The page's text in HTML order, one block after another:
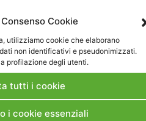
Cookie
utilizziamo cookie che elaborano
non identificativi e pseudonimizzati.
profilazione degli utenti.
tutti i cookie
i cookie essenziali
Legali